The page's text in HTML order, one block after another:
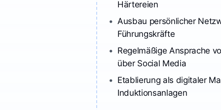
Härtereien
Ausbau persönlicher
Führungskräfte
Regelmäßige Ansprache
über Social Media
Etablierung als digitaler
Induktionsanlagen